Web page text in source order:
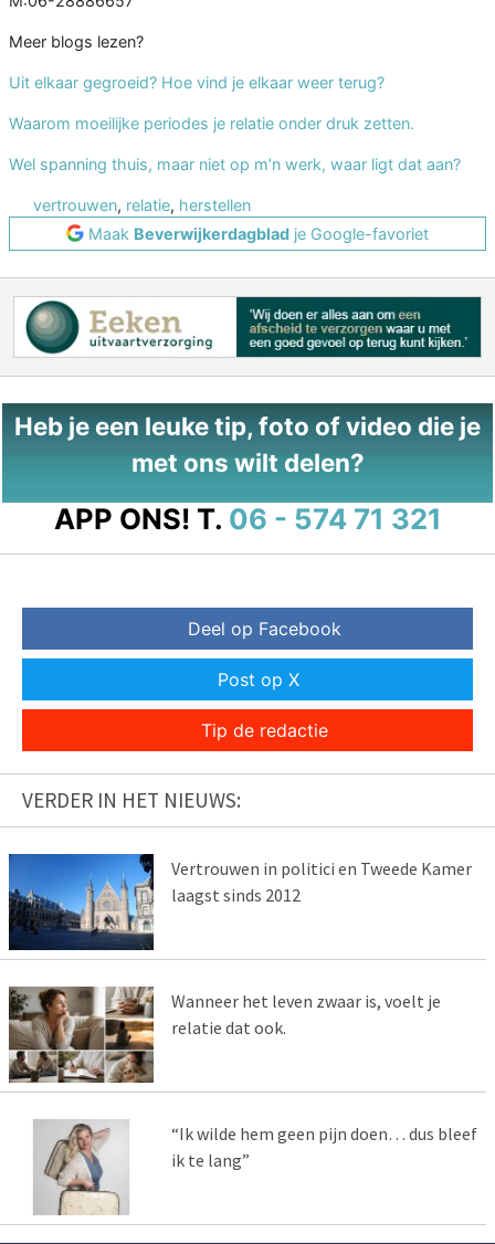
Meer blogs lezen?
Uit elkaar gegroeid? Hoe vind je elkaar weer terug?
Waarom moeilijke periodes je relatie onder druk zetten.
Wel spanning thuis, maar niet op m’n werk, waar ligt dat aan?
vertrouwen, relatie, herstellen
Maak Beverwijkerdagblad je Google-favoriet
Heb je een leuke tip, foto of video die je
met ons wilt delen?
APP ONS! T. 06 - 574 71 321
Deel op Facebook
Post op X
Tip de redactie
VERDER IN HET NIEUWS:
Vertrouwen in politici en Tweede Kamer
laagst sinds 2012
Wanneer het leven zwaar is, voelt je
relatie dat ook.
“Ik wilde hem geen pijn doen… dus bleef
ik te lang”